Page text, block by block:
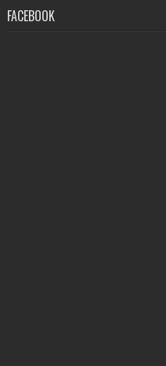
FACEBOOK